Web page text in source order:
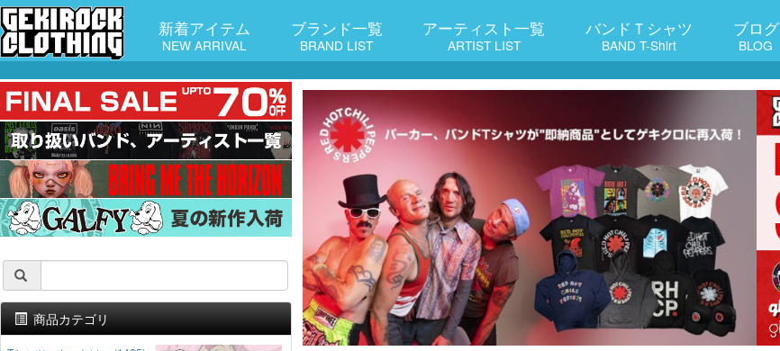
新着アイテム
NEW ARRIVAL
ブランド一覧
BRAND LIST
アーティスト一覧
ARTIST LIST
バンドＴシャツ
BAND T-Shirt
ブログ
BLOG
商品カテゴリ